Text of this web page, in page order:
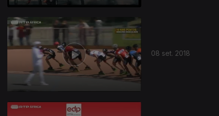
08 set. 2018